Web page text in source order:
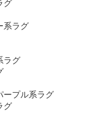
グ
系ラグ
ラグ
ープル系ラグ
グ